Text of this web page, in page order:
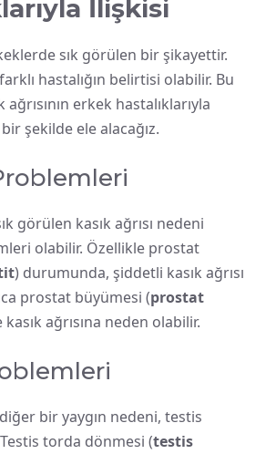
İlişkisi
sık görülen bir şikayettir.
hastalığın belirtisi olabilir. Bu
ağrısının erkek hastalıklarıyla
şekilde ele alacağız.
görülen kasık ağrısı nedeni
olabilir. Özellikle prostat
) durumunda, şiddetli kasık ağrısı
prostat büyümesi (prostat
kasık ağrısına neden olabilir.
diğer bir yaygın nedeni, testis
torda dönmesi (testis